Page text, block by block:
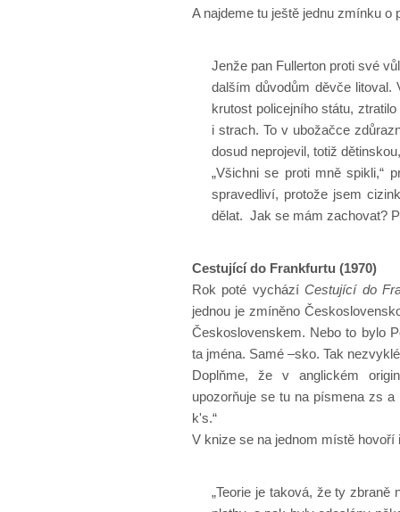
A najdeme tu ještě jednu zmínku o
Jenže pan Fullerton proti své
dalším důvodům děvče litoval.
krutost policejního státu,
i strach. To v ubožačce
dosud neprojevil, totiž
„Všichni se proti mně spikli,“
spravedliví, protože jsem
dělat. Jak se mám zachovat?
Cestující do Frankfurtu (1970)
Rok poté vycházíCestující do
jednou je zmíněno
Československem. Nebo to bylo
ta jména. Samé –sko. Tak
Doplňme, že v anglickém
upozorňuje se tu na písmena zs
k's.“
V knize se na jednom místě hovoří
„Teorie je taková, že ty